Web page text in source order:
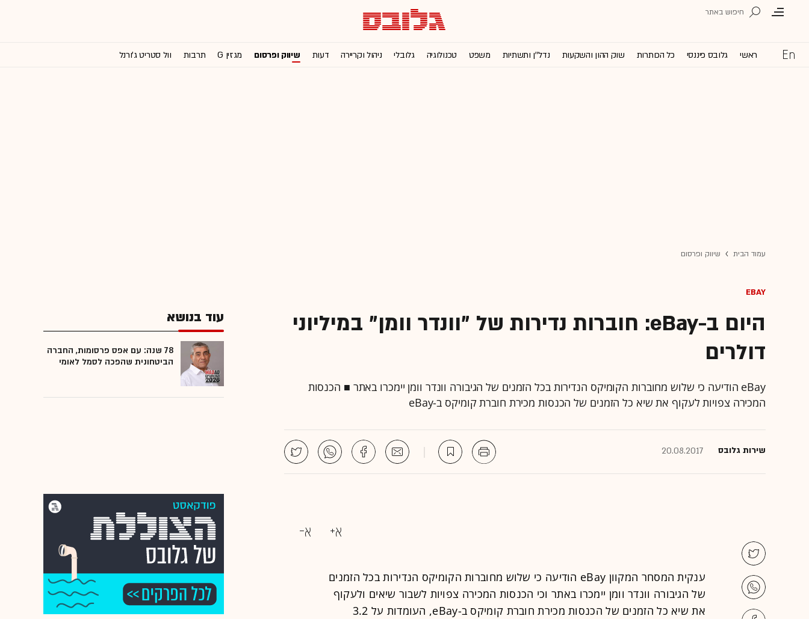
ראשי גלובס פיננסי כל הכותרות שוק ההון והשקעות נדל''ן ותשתיות משפט טכנולוגיה גלובלי ניהול וקריירה דעות שיווק ופרסום מגזין G תרבות וול סטריט ג'ורנל
עמוד הבית שיווק ופרסום
eBay
היום ב-eBay: חוברות נדירות של "וונדר וומן" במיליוני
דולרים
eBay הודיעה כי שלוש מחוברות הקומיקס הנדירות בכל הזמנים של הגיבורה וונדר וומן יימכרו באתר ■ הכנסות
המכירה צפויות לעקוף את שיא כל הזמנים של הכנסות מכירת חוברת קומיקס ב-eBay
שירות גלובס 20.08.2017
ענקית המסחר המקוון eBay הודיעה כי שלוש מחוברות הקומיקס הנדירות בכל הזמנים
של הגיבורה וונדר וומן יימכרו באתר וכי הכנסות המכירה צפויות לשבור שיאים ולעקוף
את שיא כל הזמנים של הכנסות מכירת חוברת קומיקס ב-eBay, העומדות על 3.2
עוד בנושא
78 שנה: עם אפס פרסומות, החברה
הביטחונית שהפכה לסמל לאומי